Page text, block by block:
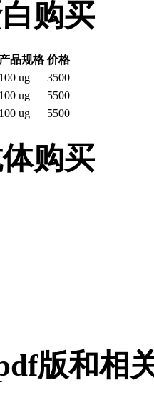
购买
产品规格 价格
100 ug
3500
100 ug
5500
100 ug 5500
购买
版和相